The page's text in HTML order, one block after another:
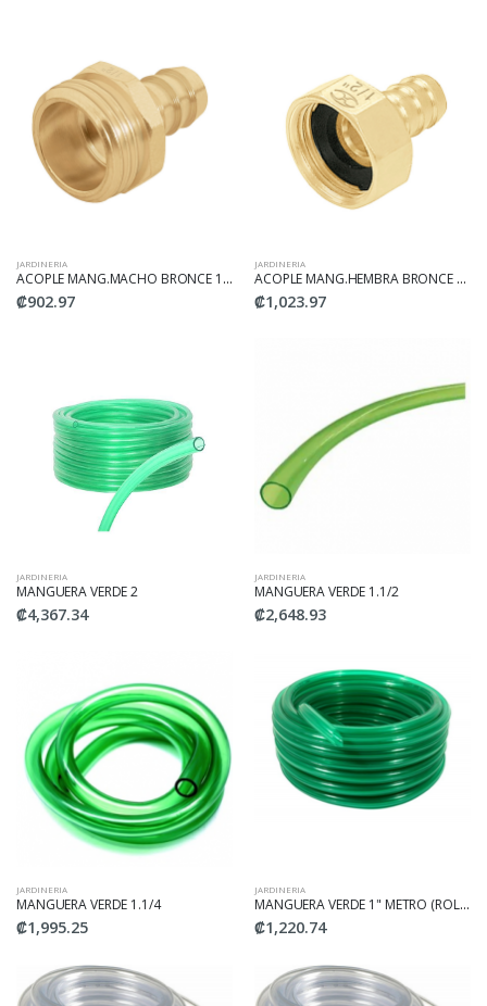
JARDINERIA
ACOPLE MANG.MACHO BRONCE 1/2 CM-1/2 TRUPER
₡902.97
JARDINERIA
ACOPLE MANG.HEMBRA BRONCE CF-1/2 TRUPER
₡1,023.97
JARDINERIA
MANGUERA VERDE 2
₡4,367.34
JARDINERIA
MANGUERA VERDE 1.1/2
₡2,648.93
JARDINERIA
MANGUERA VERDE 1.1/4
₡1,995.25
JARDINERIA
MANGUERA VERDE 1" METRO (ROLLO 50 MTS)
₡1,220.74